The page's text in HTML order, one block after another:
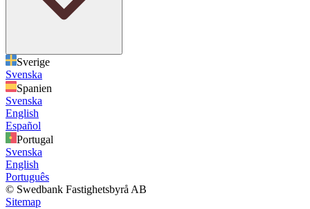
Sverige
Svenska
Spanien
Svenska
English
Español
Portugal
Svenska
English
Português
© Swedbank Fastighetsbyrå AB
Sitemap